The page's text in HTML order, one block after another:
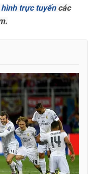
hình trực tuyếncác